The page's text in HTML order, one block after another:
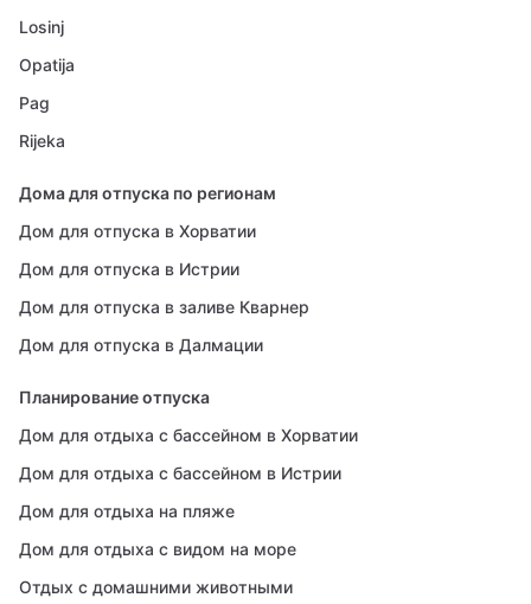
Losinj
Opatija
Pag
Rijeka
Дома для отпуска по регионам
Дом для отпуска в Хорватии
Дом для отпуска в Истрии
Дом для отпуска в заливе Кварнер
Дом для отпуска в Далмации
Планирование отпуска
Дом для отдыха с бассейном в Хорватии
Дом для отдыха с бассейном в Истрии
Дом для отдыха на пляже
Дом для отдыха с видом на море
Отдых с домашними животными